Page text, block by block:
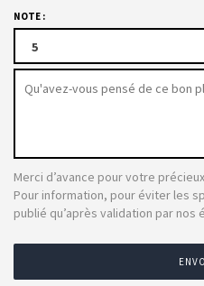
NOTE :
5
Merci d’avance pour votre
Pour information, pour éviter les
publié qu’après validation par nos